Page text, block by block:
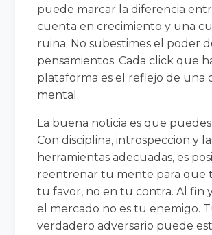
puede marcar la diferencia
cuenta en crecimiento y una
ruina. No subestimes el poder
pensamientos. Cada click que
plataforma es el reflejo de una
mental.
La buena noticia es que
Con disciplina, introspeccion y
herramientas adecuadas, es
reentrenar tu mente para que
tu favor, no en tu contra. Al fin
el mercado no es tu enemigo.
verdadero adversario puede